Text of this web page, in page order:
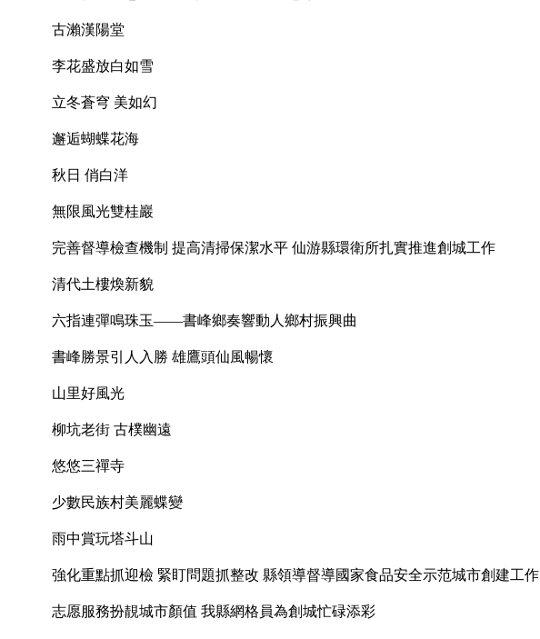
古瀨漢陽堂
李花盛放白如雪
立冬蒼穹 美如幻
邂逅蝴蝶花海
秋日 俏白洋
無限風光雙桂巖
完善督導檢查機制 提高清掃保潔水平 仙游縣環衛所扎實推進創城工作
清代土樓煥新貌
六指連彈鳴珠玉——書峰鄉奏響動人鄉村振興曲
書峰勝景引人入勝 雄鷹頭仙風暢懷
山里好風光
柳坑老街 古樸幽遠
悠悠三禪寺
少數民族村美麗蝶變
雨中賞玩塔斗山
強化重點抓迎檢 緊盯問題抓整改 縣領導督導國家食品安全示范城市創建工作
志愿服務扮靚城市顏值 我縣網格員為創城忙碌添彩